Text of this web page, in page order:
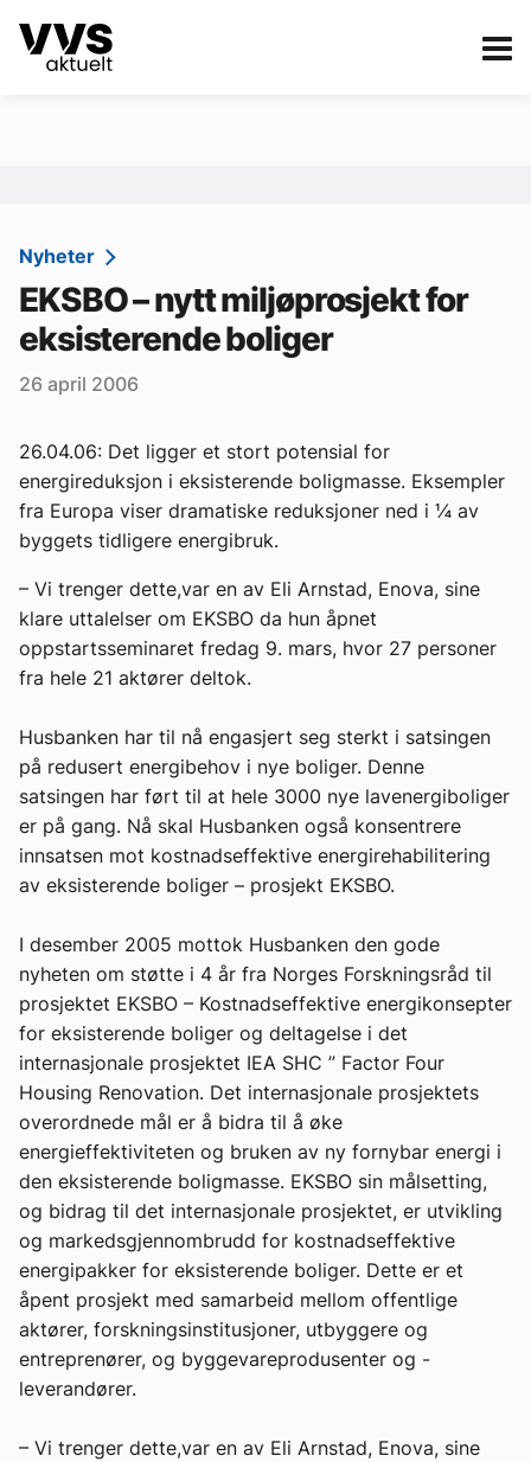
Kategorier
Sanitær
Ventilasjon
Varme og energi
Byggautomasjon
Vann og avløp
Aktuelle prosjekter
Kontakt oss:
Abonner på fagbladet Byggfakta Nyheter
Kontakt oss
Tips oss
eBlad
Nyheter
EKSBO – nytt miljøprosjekt for
eksisterende boliger
26 april 2006
26.04.06: Det ligger et stort potensial for
energireduksjon i eksisterende boligmasse. Eksempler
fra Europa viser dramatiske reduksjoner ned i ¼ av
byggets tidligere energibruk.
– Vi trenger dette,var en av Eli Arnstad, Enova, sine
klare uttalelser om EKSBO da hun åpnet
oppstartsseminaret fredag 9. mars, hvor 27 personer
fra hele 21 aktører deltok.
Husbanken har til nå engasjert seg sterkt i satsingen
på redusert energibehov i nye boliger. Denne
satsingen har ført til at hele 3000 nye lavenergiboliger
er på gang. Nå skal Husbanken også konsentrere
innsatsen mot kostnadseffektive energirehabilitering
av eksisterende boliger – prosjekt EKSBO.
I desember 2005 mottok Husbanken den gode
nyheten om støtte i 4 år fra Norges Forskningsråd til
prosjektet EKSBO – Kostnadseffektive energikonsepter
for eksisterende boliger og deltagelse i det
internasjonale prosjektet IEA SHC ” Factor Four
Housing Renovation. Det internasjonale prosjektets
overordnede mål er å bidra til å øke
energieffektiviteten og bruken av ny fornybar energi i
den eksisterende boligmasse. EKSBO sin målsetting,
og bidrag til det internasjonale prosjektet, er utvikling
og markedsgjennombrudd for kostnadseffektive
energipakker for eksisterende boliger. Dette er et
åpent prosjekt med samarbeid mellom offentlige
aktører, forskningsinstitusjoner, utbyggere og
entreprenører, og byggevareprodusenter og -
leverandører.
– Vi trenger dette,var en av Eli Arnstad, Enova, sine